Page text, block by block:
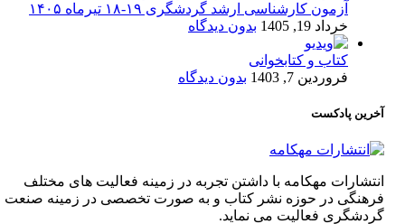
آزمون کارشناسی ارشد گردشگری ۱۹-۱۸ تیرماه ۱۴۰۵
خرداد 19, 1405
بدون دیدگاه
کتاب و کتابخوانی
فروردین 7, 1403
بدون دیدگاه
آخرین پادکست
انتشارات مهکامه با داشتن تجربه در زمینه فعالیت های مختلف
فرهنگی در حوزه نشر کتاب و به صورت تخصصی در زمینه صنعت
گردشگری فعالیت می نماید.